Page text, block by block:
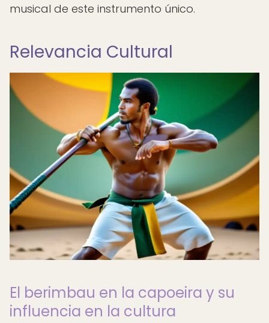
musical de este instrumento único.
Relevancia Cultural
El berimbau en la capoeira y su
influencia en la cultura